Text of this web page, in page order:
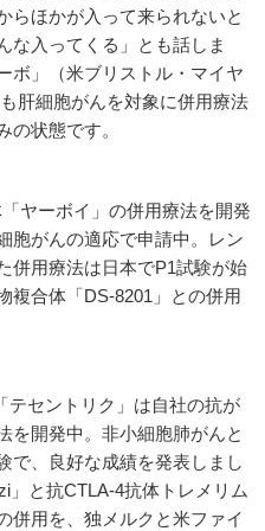
らほかが入って来られないと
な入ってくる」とも話しま
ボ」（米ブリストル・マイヤ
肝細胞がんを対象に併用療法
の状態です。
ヤーボイ」の併用療法を開発
胞がんの適応で申請中。レン
併用療法は日本でP1試験が始
複合体「DS-8201」との併用
テセントリク」は自社の抗が
を開発中。非小細胞肺がんと
で、良好な成績を発表しまし
」と抗CTLA-4抗体トレメリム
併用を、独メルクと米ファイ